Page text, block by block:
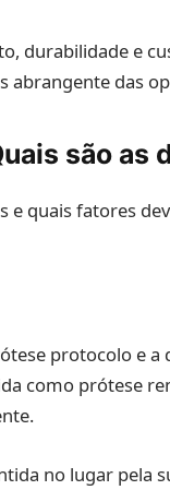
durabilidade e
das
são as
e quais fatores
protocolo e a
como prótese
no lugar pela